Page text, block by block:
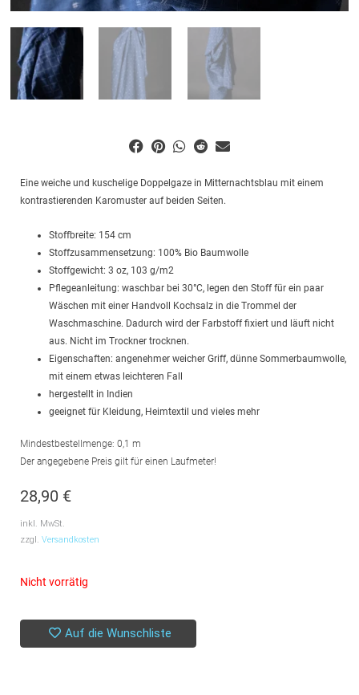
Eine weiche und kuschelige Doppelgaze in Mitternachtsblau mit einem
kontrastierenden Karomuster auf beiden Seiten.
Stoffbreite: 154 cm
Stoffzusammensetzung: 100% Bio Baumwolle
Stoffgewicht: 3 oz, 103 g/m2
Pflegeanleitung: waschbar bei 30°C, legen den Stoff für ein paar
Wäschen mit einer Handvoll Kochsalz in die Trommel der
Waschmaschine. Dadurch wird der Farbstoff fixiert und läuft nicht
aus. Nicht im Trockner trocknen.
Eigenschaften: angenehmer weicher Griff, dünne Sommerbaumwolle,
mit einem etwas leichteren Fall
hergestellt in Indien
geeignet für Kleidung, Heimtextil und vieles mehr
Mindestbestellmenge: 0,1 m
Der angegebene Preis gilt für einen Laufmeter!
28,90 €
inkl. MwSt.
zzgl. Versandkosten
Nicht vorrätig
Auf die Wunschliste